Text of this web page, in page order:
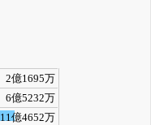
2億1695万
6億5232万
11億4652万